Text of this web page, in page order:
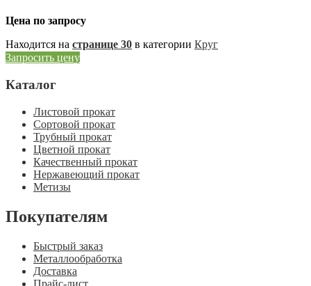
Цена по запросу
Находится на странице 30 в категории Круг
Запросить цену
Каталог
Листовой прокат
Сортовой прокат
Трубный прокат
Цветной прокат
Качественный прокат
Нержавеющий прокат
Метизы
Покупателям
Быстрый заказ
Металлообработка
Доставка
Прайс-лист